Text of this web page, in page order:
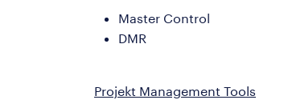
Master Control
DMR
Projekt Management Tools